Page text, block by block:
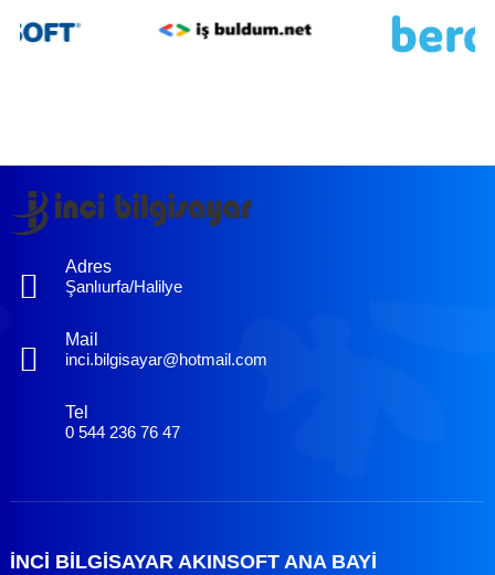
Adres
Şanlıurfa/Halilye
Mail
inci.bilgisayar@hotmail.com
Tel
0 544 236 76 47
İNCİ BİLGİSAYAR AKINSOFT ANA BAYİ